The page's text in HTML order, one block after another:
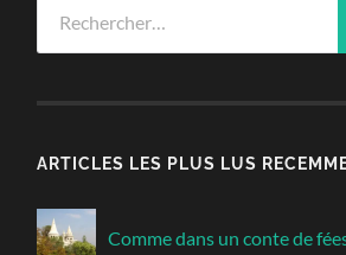
ARTICLES LES PLUS LUS
Comme dans un conte de